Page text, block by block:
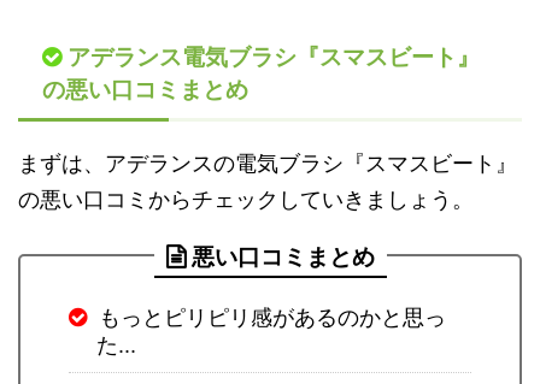
アデランス電気ブラシ『スマスビート』
の悪い口コミまとめ
まずは、アデランスの電気ブラシ『スマスビート』
の悪い口コミからチェックしていきましょう。
悪い口コミまとめ
もっとピリピリ感があるのかと思っ
た...